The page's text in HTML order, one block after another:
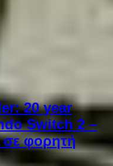
20 year
Switch 2 –
σε φορητή